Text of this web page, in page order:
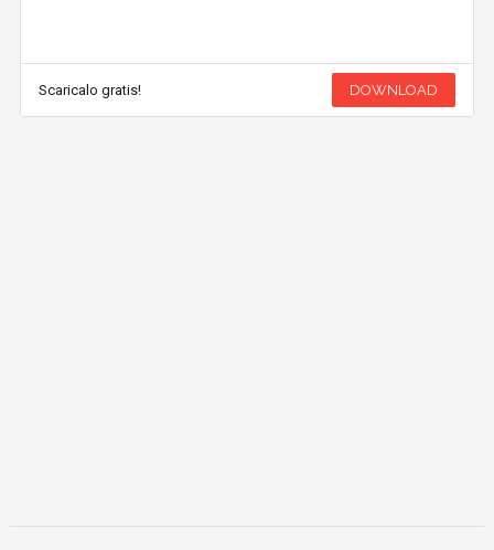
Scaricalo gratis! DOWNLOAD